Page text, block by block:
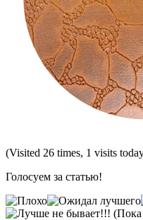
(Visited 26 times, 1 visits
Голосуем за статью!
(Пока